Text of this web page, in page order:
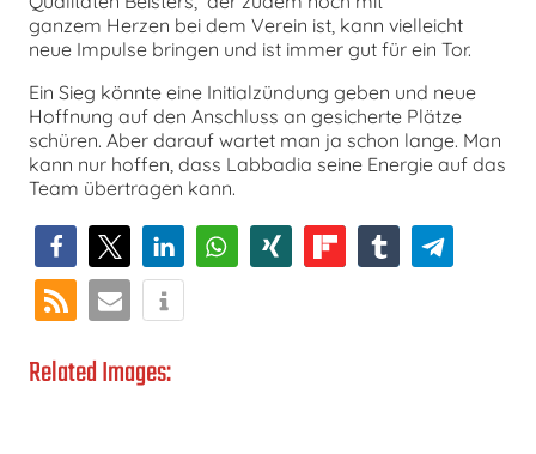
ganzem Herzen bei dem Verein ist, kann vielleicht
neue Impulse bringen und ist immer gut für ein Tor.
Ein Sieg könnte eine Initialzündung geben und neue
Hoffnung auf den Anschluss an gesicherte Plätze
schüren. Aber darauf wartet man ja schon lange. Man
kann nur hoffen, dass Labbadia seine Energie auf das
Team übertragen kann.
Related Images: